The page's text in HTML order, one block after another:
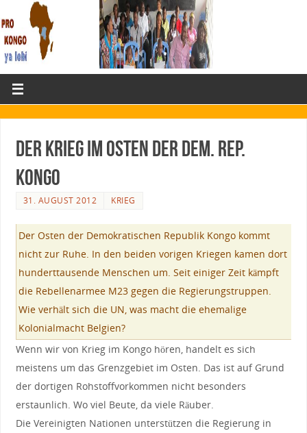
Der Krieg im Osten der Dem. Rep.
Kongo
31. AUGUST 2012 KRIEG
Der Osten der Demokratischen Republik Kongo kommt
nicht zur Ruhe. In den beiden vorigen Kriegen kamen dort
hunderttausende Menschen um. Seit einiger Zeit kämpft
die Rebellenarmee M23 gegen die Regierungstruppen.
Wie verhält sich die UN, was macht die ehemalige
Kolonialmacht Belgien?
Wenn wir von Krieg im Kongo hören, handelt es sich
meistens um das Grenzgebiet im Osten. Das ist auf Grund
der dortigen Rohstoffvorkommen nicht besonders
erstaunlich. Wo viel Beute, da viele Räuber.
Die Vereinigten Nationen unterstützen die Regierung in